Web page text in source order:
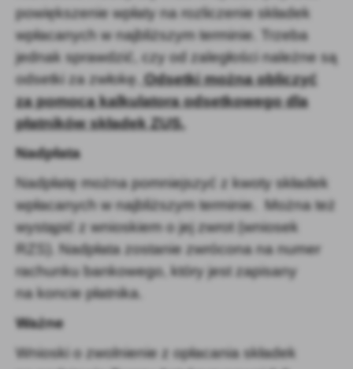
powiększenie wpłaty na rozliczenie składek
wpłacanych w najbliższym terminie. Trzeba
jednak sprawdzić, czy od zaległości należne są
odsetki za zwłokę. Odsetki można obliczyć
za pomocą kalkulatora odsetkowego dla
płatników składek ZUS.
Nadpłata
Nadpłatę można pomniejszyć z kwoty składek
wpłacanych w najbliższym terminie. Można też
wystąpić z wnioskiem o jej zwrot (wniosek
RZS). Nadpłata zostanie zwrócona na numer
rachunku bankowego, który jest zapisany
na koncie płatnika.
Ważne
Wnioski o zwolnienie z opłacania składek